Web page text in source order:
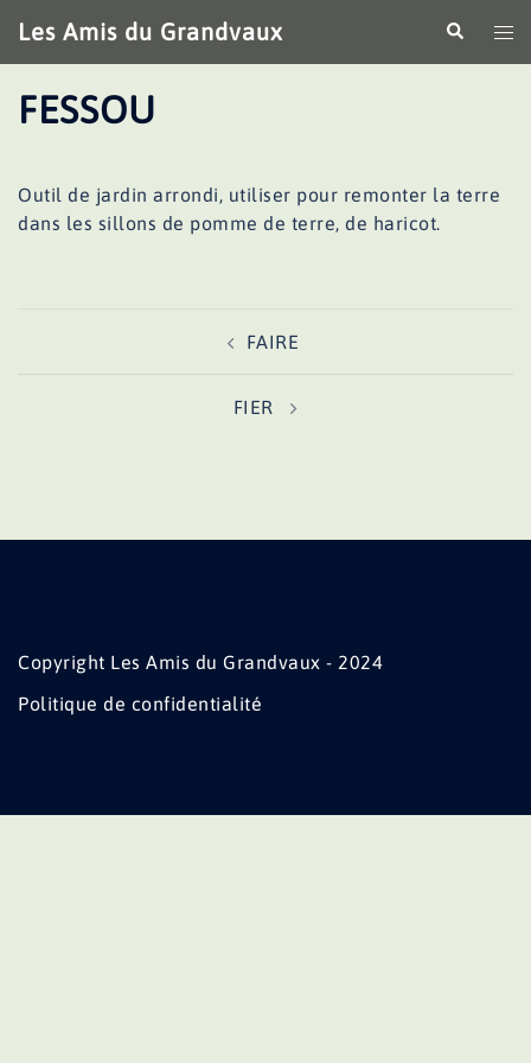
au
contenu
Les Amis du Grandvaux
le
FESSOU
Outil de jardin arrondi, utiliser pour remonter la terre
dans les sillons de pomme de terre, de haricot.
FAIRE
FIER
Copyright Les Amis du Grandvaux - 2024
Politique de confidentialité